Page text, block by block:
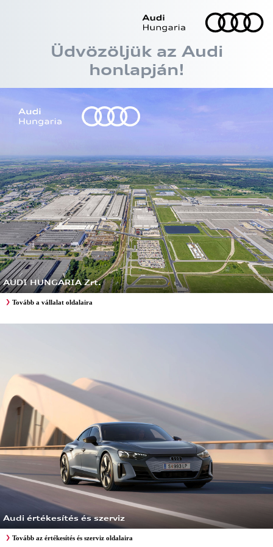
Üdvözöljük az Audi
honlapján!
AUDI HUNGARIA Zrt.
Tovább a vállalat oldalaira
Audi értékesítés és szerviz
Tovább az értékesítés és szerviz oldalaira